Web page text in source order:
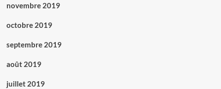
novembre 2019
octobre 2019
septembre 2019
août 2019
juillet 2019